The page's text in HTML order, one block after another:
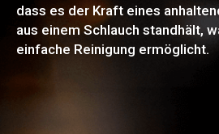
dass es der Kraft eines
aus einem Schlauch standhält,
einfache Reinigung ermöglicht.